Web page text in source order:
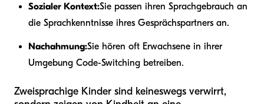
Sozialer Kontext:Sie passen ihren Sprachgebrauch an
die Sprachkenntnisse ihres Gesprächspartners an.
Nachahmung:Sie hören oft Erwachsene in ihrer
Umgebung Code-Switching betreiben.
Zweisprachige Kinder sind keineswegs verwirrt,